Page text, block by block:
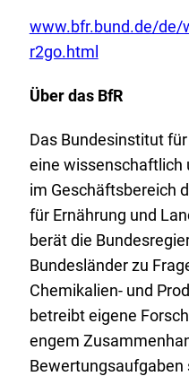
E
x
e
n
e
r
L
i
n
k
:
www.bfr.bund.de/de/
r2go.html
Über das BfR
Das Bundesinstitut
eine wissenschaftlich
im Geschäftsbereich
für Ernährung und
berät die
Bundesländer zu
Chemikalien- und
betreibt eigene
engem
Bewertungsaufgaben